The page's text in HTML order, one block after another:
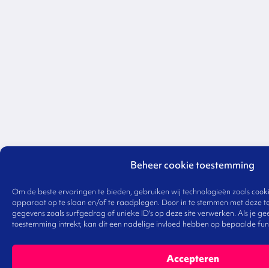
Beheer cookie toestemming
Om de beste ervaringen te bieden, gebruiken wij technologieën zoals
apparaat op te slaan en/of te raadplegen. Door in te stemmen met deze
gegevens zoals surfgedrag of unieke ID's op deze site verwerken. Als je
toestemming intrekt, kan dit een nadelige invloed hebben op bepaalde
Accepteren